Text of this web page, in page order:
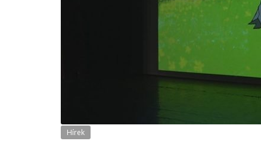
Hírek